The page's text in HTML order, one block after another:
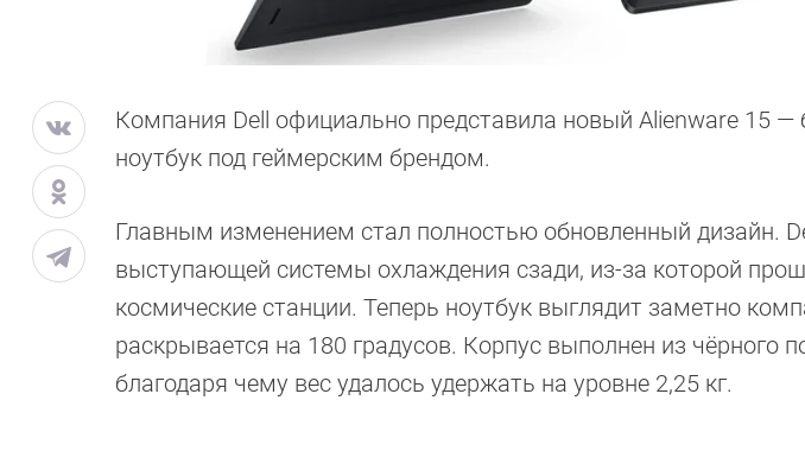
Компания Dell официально представила новый Alienware 15 —
ноутбук под геймерским брендом.
Главным изменением стал полностью обновленный дизайн.
выступающей системы охлаждения сзади, из-за которой
космические станции. Теперь ноутбук выглядит заметно
раскрывается на 180 градусов. Корпус выполнен из чёрного
благодаря чему вес удалось удержать на уровне 2,25 кг.